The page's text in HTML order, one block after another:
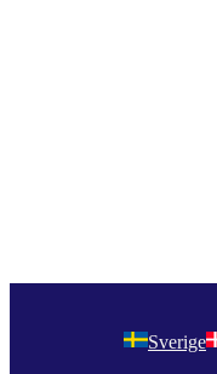
Sverige